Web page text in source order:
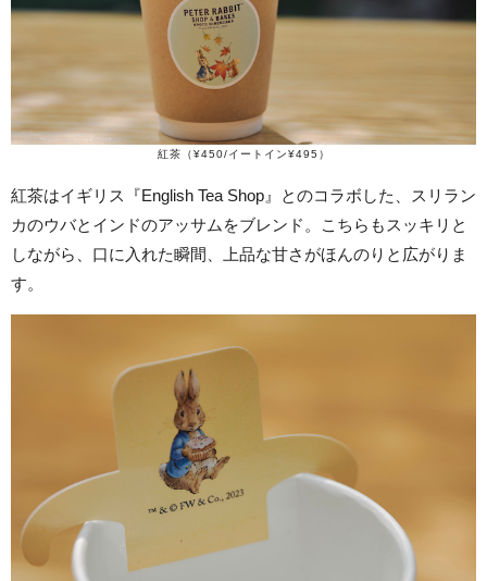
紅茶（¥450/イートイン¥495）
紅茶はイギリス『English Tea Shop』とのコラボした、スリラン
カのウバとインドのアッサムをブレンド。こちらもスッキリと
しながら、口に入れた瞬間、上品な甘さがほんのりと広がりま
す。